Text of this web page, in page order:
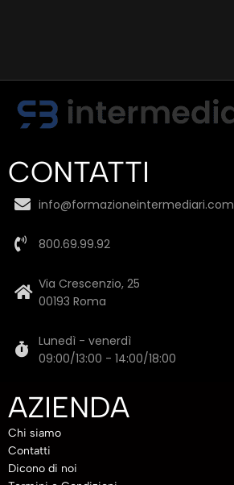
CONTATTI
info@formazioneintermediari.com
800.69.99.92
Via Crescenzio, 25
00193 Roma
Lunedì - venerdì
09:00/13:00 - 14:00/18:00
AZIENDA
Chi siamo
Contatti
Dicono di noi